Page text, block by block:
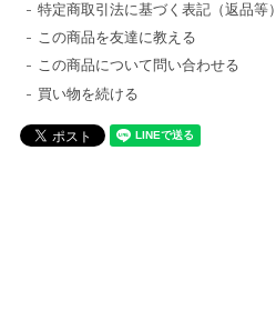
特定商取引法に基づく表記（返品等）
この商品を友達に教える
この商品について問い合わせる
買い物を続ける